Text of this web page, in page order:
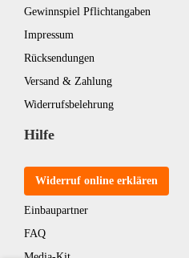
Gewinnspiel Pflichtangaben
Impressum
Rücksendungen
Versand & Zahlung
Widerrufsbelehrung
Hilfe
Widerruf online erklären
Einbaupartner
FAQ